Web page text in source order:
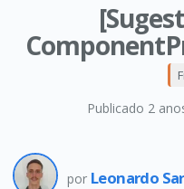
Publicado 2
por Leonardo